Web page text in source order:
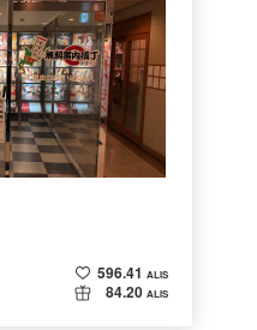
596.41 ALIS
84.20 ALIS